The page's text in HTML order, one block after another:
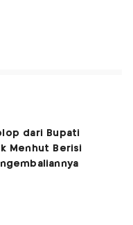
dari Bupati
Menhut Berisi